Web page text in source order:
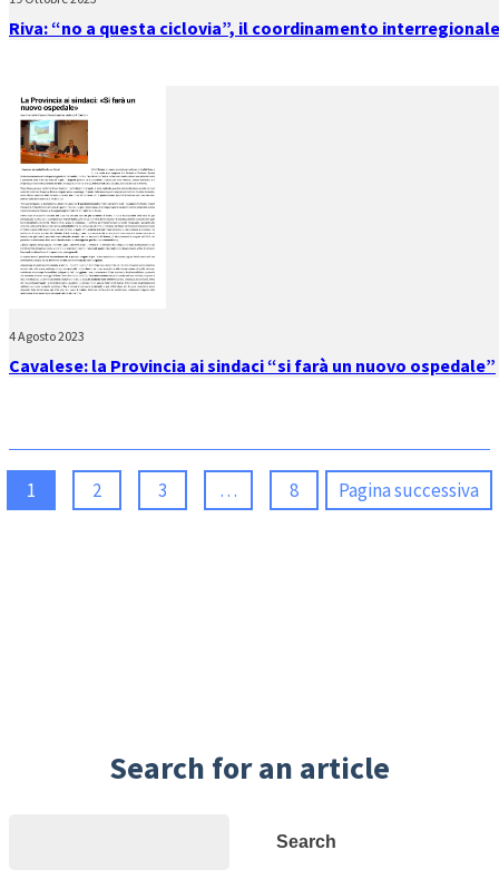
Riva: “no a questa ciclovia”, il coordinamento
4 Agosto 2023
Cavalese: la Provincia ai sindaci “si farà un nuovo ospedale”
1 2 3 … 8 Pagina successiva
Search for an article
Search